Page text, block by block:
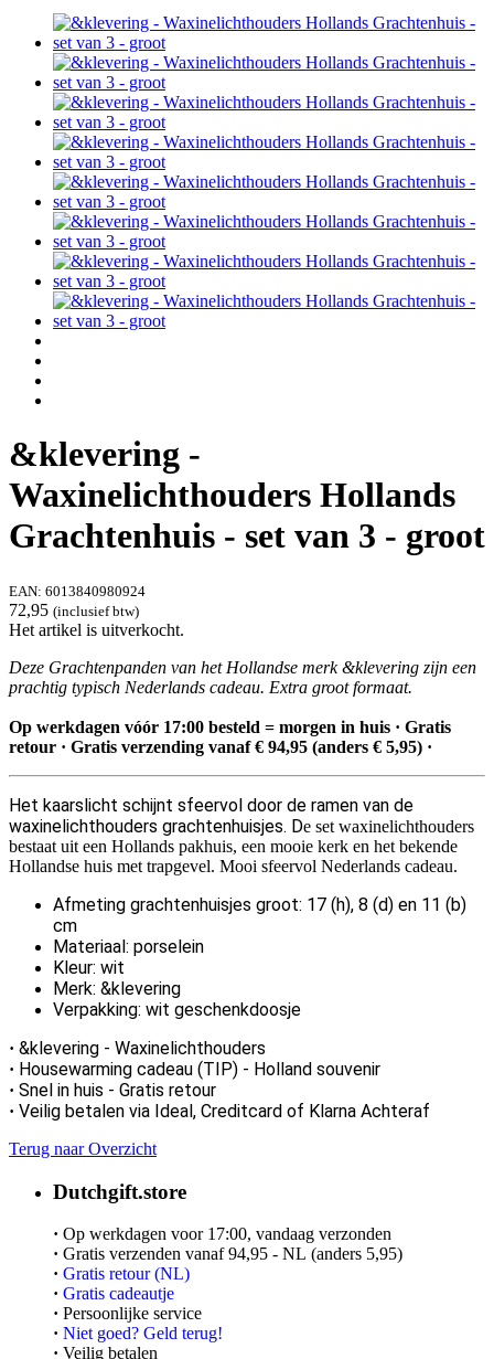
&klevering -
Waxinelichthouders Hollands
Grachtenhuis - set van 3 - groot
EAN: 6013840980924
72,95 (inclusief btw)
Het artikel is uitverkocht.
Deze Grachtenpanden van het Hollandse merk &klevering zijn een
prachtig typisch Nederlands cadeau. Extra groot formaat.
Op werkdagen vóór 17:00 besteld = morgen in huis · Gratis
retour · Gratis verzending vanaf € 94,95 (anders € 5,95) ·
Het kaarslicht schijnt sfeervol door de ramen van de
waxinelichthouders grachtenhuisjes. De set waxinelichthouders
bestaat uit een Hollands pakhuis, een mooie kerk en het bekende
Hollandse huis met trapgevel. Mooi sfeervol Nederlands cadeau.
Afmeting grachtenhuisjes groot: 17 (h), 8 (d) en 11 (b)
cm
Materiaal: porselein
Kleur: wit
Merk: &klevering
Verpakking: wit geschenkdoosje
· &klevering - Waxinelichthouders
· Housewarming cadeau (TIP) - Holland souvenir
· Snel in huis - Gratis retour
· Veilig betalen via Ideal, Creditcard of Klarna Achteraf
Terug naar Overzicht
Dutchgift.store
· Op werkdagen voor 17:00, vandaag verzonden
· Gratis verzenden vanaf 94,95 - NL (anders 5,95)
· Gratis retour (NL)
· Gratis cadeautje
· Persoonlijke service
· Niet goed? Geld terug!
· Veilig betalen